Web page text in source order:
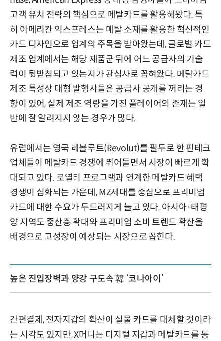
고객 유치 전략의 핵심으로 메탈카드를 활용해왔다. 특
히 아메리칸 익스프레스는 메탈 소재를 활용한 혁신적인
카드 디자인으로 업계의 주목을 받아왔는데, 글로벌 카드
제조 업계에서는 해당 제품군 뒤에 어느 공급사의 기술
력이 뒷받침되고 있는지가 관심사로 꼽혀왔다. 메탈카드
제조 특성상 대형 발행사들은 공급사 공개를 꺼리는 경
향이 있어, 실제 제조 역량을 가진 플레이어의 존재는 일
반에 잘 알려지지 않는 경우가 많다.
유럽에서는 영국 레볼루트(Revolut)를 필두로 한 핀테크
업체들이 메탈카드 경쟁에 뛰어들면서 시장이 빠르게 확
대되고 있다. 로열티 프로그램과 연계한 메탈카드 혜택
경쟁이 심화되는 가운데, MZ세대를 중심으로 프리미엄
카드에 대한 수요가 두드러지게 늘고 있다. 아시아·태평
양 지역도 중산층 확대와 프리미엄 소비 트렌드 확산을
배경으로 고성장이 예상되는 시장으로 꼽힌다.
높은 진입장벽과 양강 구도속 韓 ‘코나아이’
간편결제, 전자지갑의 확산이 실물 카드를 대체할 것이라
는 시각도 있지만, X머니는 디지털 지갑과 메탈카드를 동